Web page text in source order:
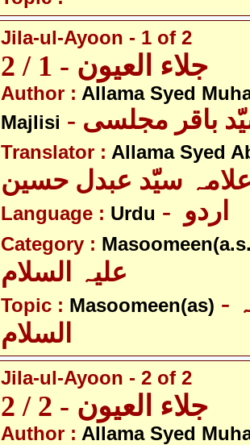
Jila-ul-Ayoon - 1 of 2
جلاء العیون - 1 / 2
Author : Allama Syed
Majlisi
Translator : Allama Syed
سیّد عبدل حسین
Language : Urdu
Category :
Topic : Masoomeen(as) - معصومین علیہ
السلام
Jila-ul-Ayoon - 2 of 2
جلاء العیون - 2 / 2
Author : Allama Syed